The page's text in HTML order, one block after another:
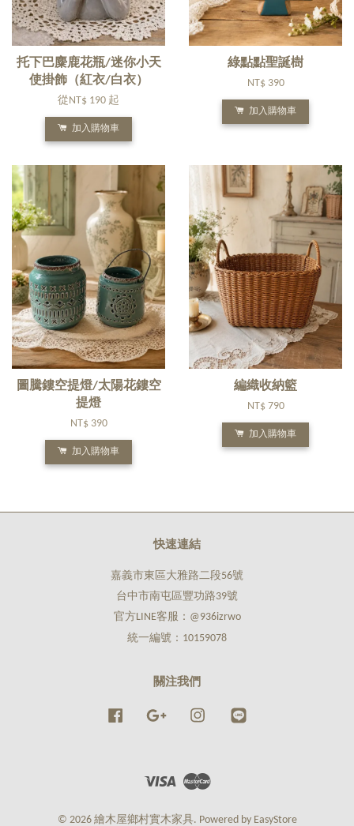
托下巴麋鹿花瓶/迷你小天
使掛飾（紅衣/白衣）
從 NT$ 190 起
加入購物車
綠點點聖誕樹
NT$ 390
加入購物車
圖騰鏤空提燈/太陽花鏤空
提燈
NT$ 390
加入購物車
編織收納籃
NT$ 790
加入購物車
快速連結
嘉義市東區大雅路二段56號
台中市南屯區豐功路39號
官方LINE客服：@936izrwo
統一編號：10159078
關注我們
Facebook Google Instagram
Visa Master
© 2026 繪木屋鄉村實木家具. Powered by EasyStore